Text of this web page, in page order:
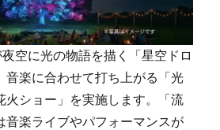
空に光の物語を描く「星空ドロ
音楽に合わせて打ち上がる「光
火ショー」を実施します。「流
音楽ライブやパフォーマンスが